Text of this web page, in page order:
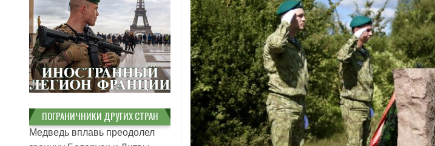
ПОГРАНИЧНИКИ ДРУГИХ СТРАН
Медведь вплавь преодолел